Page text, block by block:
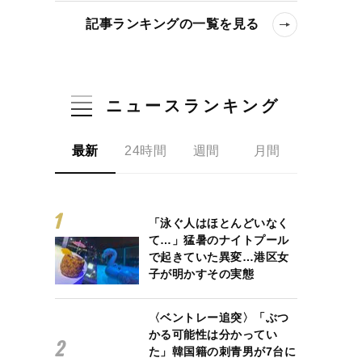
記事ランキングの一覧を見る
ニュースランキング
最新 24時間 週間 月間
「泳ぐ人はほとんどいなく
て…」猛暑のナイトプール
で起きていた異変…港区女
子が明かすその実態
〈ベントレー追突〉「ぶつ
かる可能性は分かってい
た」韓国籍の刺青男が7台に